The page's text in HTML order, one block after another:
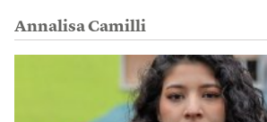
Annalisa Camilli